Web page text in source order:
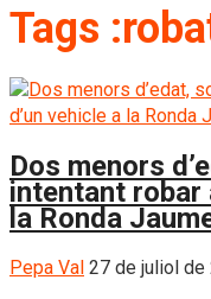
Tags
Dos menors
intentant robar
la Ronda
Pepa Val 27 de juliol de